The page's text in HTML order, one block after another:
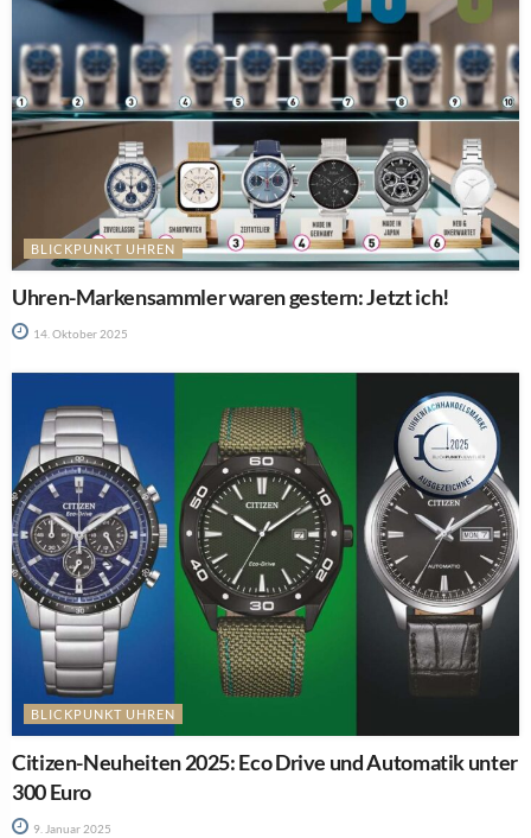
BLICKPUNKT UHREN
Uhren-Markensammler waren gestern: Jetzt ich!
14. Oktober 2025
BLICKPUNKT UHREN
Citizen-Neuheiten 2025: Eco Drive und Automatik unter
300 Euro
9. Januar 2025